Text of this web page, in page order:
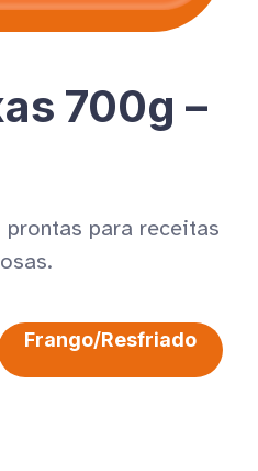
conosco
700g –
prontas para receitas
Frango/Resfriado